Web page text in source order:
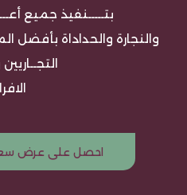
بتـــــنفيذ جميع
والنجارة والحداداة بأفضل
احصل على عرض